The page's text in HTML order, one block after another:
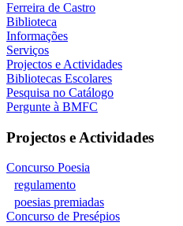
Ferreira de Castro
Biblioteca
Informações
Serviços
Projectos e Actividades
Bibliotecas Escolares
Pesquisa no Catálogo
Pergunte à BMFC
Projectos e Actividades
Concurso Poesia
regulamento
poesias premiadas
Concurso de Presépios